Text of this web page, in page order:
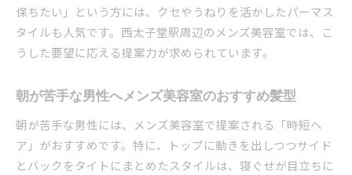
保ちたい」という方には、クセやうねりを活かしたパーマス
タイルも人気です。西太子堂駅周辺のメンズ美容室では、こ
うした要望に応える提案力が求められています。
朝が苦手な男性へメンズ美容室のおすすめ髪型
朝が苦手な男性には、メンズ美容室で提案される「時短ヘ
ア」がおすすめです。特に、トップに動きを出しつつサイド
とバックをタイトにまとめたスタイルは、寝ぐせが目立ちに